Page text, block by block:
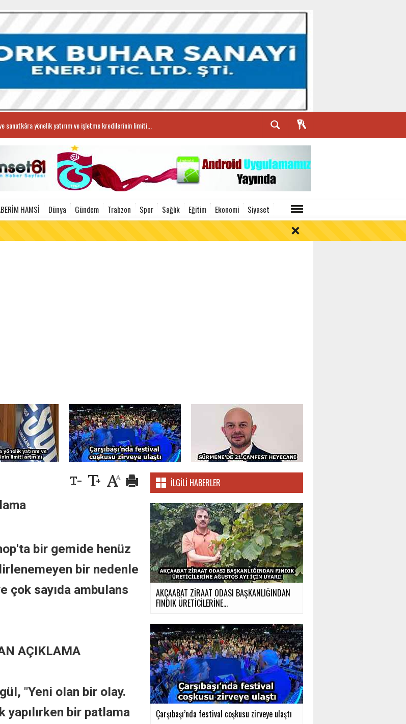
sanatkâra yönelik yatırım ve işletme kredilerinin limiti...
HAMSI Dünya Gündem Trabzon Spor Sağlık Eğitim Ekonomi Siyaset
bir gemide henüz
bir nedenle
çok sayıda ambulans
AÇIKLAMA
"Yeni olan bir olay.
yapılırken bir patlama
İLGILI HABERLER
AKÇAABAT ZİRAAT ODASI BAŞKANLIĞINDAN
FINDIK ÜRETİCİLERİNE...
Çarşıbaşı’nda festival coşkusu zirveye ulaştı